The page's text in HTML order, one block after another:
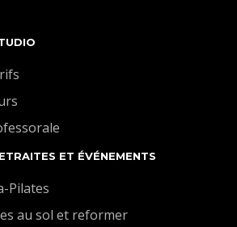
ET ÉVÉNEMENTS
Pilates
au sol et reformer